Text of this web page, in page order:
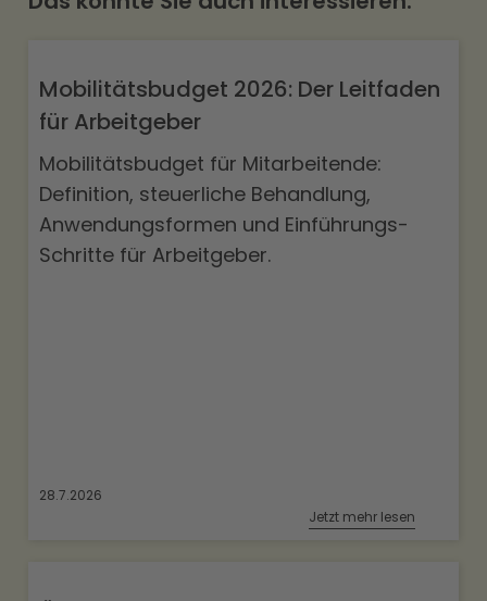
Mobilitätsbudget 2026: Der Leitfaden
für Arbeitgeber
Mobilitätsbudget für Mitarbeitende:
Definition, steuerliche Behandlung,
Anwendungsformen und Einführungs-
Schritte für Arbeitgeber.
28.7.2026
Jetzt mehr lesen